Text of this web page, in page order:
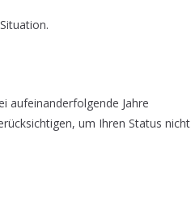
aufeinanderfolgende Jahre
um Ihren Status nicht